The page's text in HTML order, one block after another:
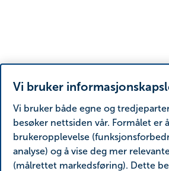
Vi bruker
Vi bruker både egne og
besøker nettsiden vår. Formålet er
brukeropplevelse
analyse) og å vise deg mer
(målrettet markedsføring). Dette